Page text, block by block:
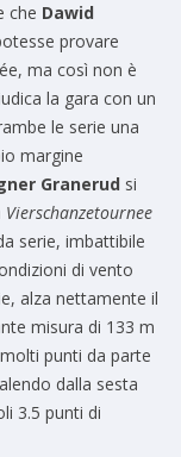
che Dawid
provare
ma così non è
la gara con un
le serie una
margine
Granerud si
Vierschanzetournee
serie, imbattibile
di vento
alza nettamente il
misura di 133 m
punti da parte
dalla sesta
3.5 punti di